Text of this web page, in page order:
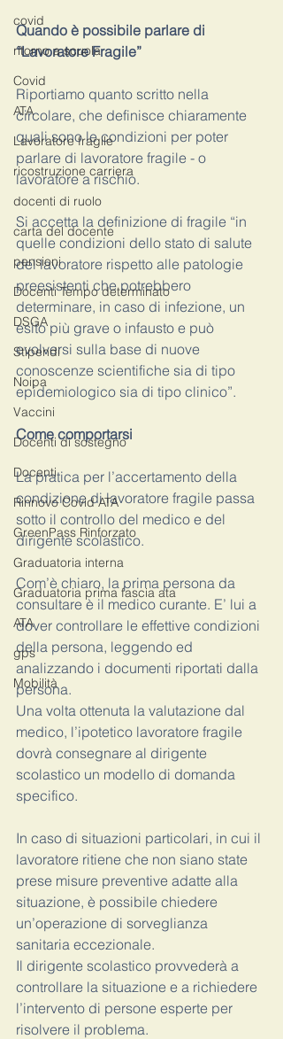
covid
ritorno a scuola
Covid
ATA
Lavoratore fragile
ricostruzione carriera
docenti di ruolo
carta del docente
pensioni
Docenti Tempo determinato
DSGA
Stipendi
Noipa
Vaccini
Docenti di sostegno
Docenti
Rinnovo Covid ATA
GreenPass Rinforzato
Graduatoria interna
Graduatoria prima fascia ata
ATA
gps
Mobilità
Quando è possibile parlare di
“Lavoratore Fragile”
Riportiamo quanto scritto nella
circolare, che definisce chiaramente
quali sono le condizioni per poter
parlare di lavoratore fragile - o
lavoratore a rischio.
Si accetta la definizione di fragile “in
quelle condizioni dello stato di salute
del lavoratore rispetto alle patologie
preesistenti che potrebbero
determinare, in caso di infezione, un
esito più grave o infausto e può
evolversi sulla base di nuove
conoscenze scientifiche sia di tipo
epidemiologico sia di tipo clinico”.
Come comportarsi
La pratica per l’accertamento della
condizione di lavoratore fragile passa
sotto il controllo del medico e del
dirigente scolastico.
Com’è chiaro, la prima persona da
consultare è il medico curante. E’ lui a
dover controllare le effettive condizioni
della persona, leggendo ed
analizzando i documenti riportati dalla
persona.
Una volta ottenuta la valutazione dal
medico, l’ipotetico lavoratore fragile
dovrà consegnare al dirigente
scolastico un modello di domanda
specifico.
In caso di situazioni particolari, in cui il
lavoratore ritiene che non siano state
prese misure preventive adatte alla
situazione, è possibile chiedere
un’operazione di sorveglianza
sanitaria eccezionale.
Il dirigente scolastico provvederà a
controllare la situazione e a richiedere
l’intervento di persone esperte per
risolvere il problema.